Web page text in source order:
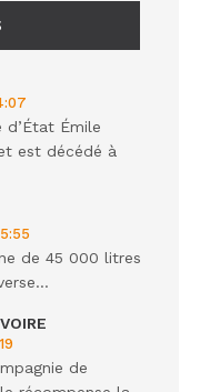
d’État Émile
est décédé à
de 45 000 litres
de